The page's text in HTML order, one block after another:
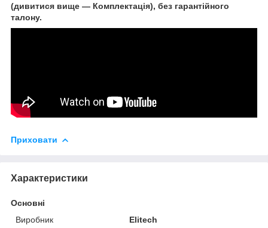
(дивитися вище — Комплектація), без гарантійного
талону.
Приховати
Характеристики
Основні
Виробник
Elitech